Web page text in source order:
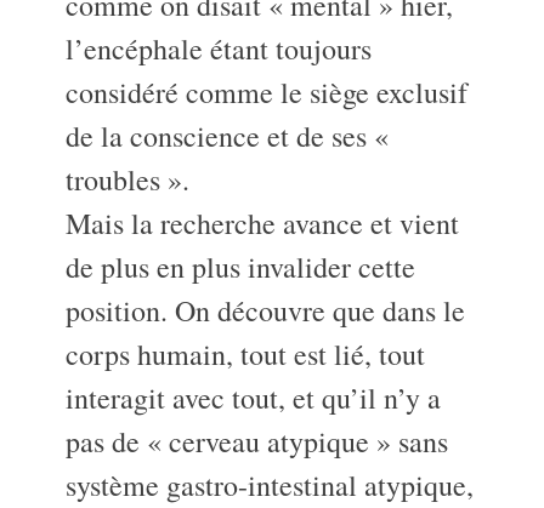
l’encéphale étant toujours
considéré comme le siège exclusif
de la conscience et de ses «
troubles ».
Mais la recherche avance et vient
de plus en plus invalider cette
position. On découvre que dans le
corps humain, tout est lié, tout
interagit avec tout, et qu’il n’y a
pas de « cerveau atypique » sans
système gastro-intestinal atypique,